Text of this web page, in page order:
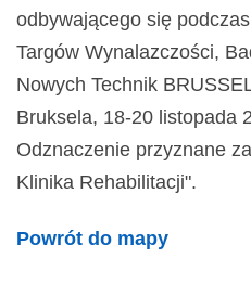
odbywającego się
Targów Wynalazczości,
Nowych Technik
Bruksela, 18-20 listopada
Odznaczenie przyznane
Klinika Rehabilitacji".
Powrót do mapy